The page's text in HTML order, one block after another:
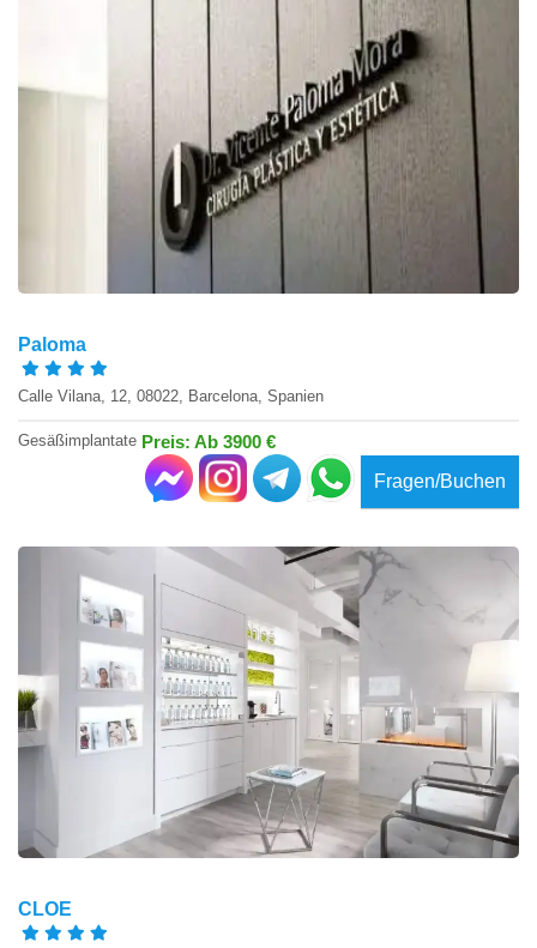
Paloma
Calle Vilana, 12, 08022, Barcelona, Spanien
Gesäßimplantate Preis: Ab 3900 €
Fragen/Buchen
CLOE